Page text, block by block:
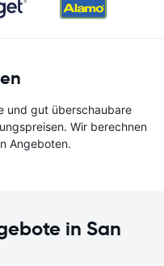
und gut überschaubare
Wir berechnen
Angeboten.
in San